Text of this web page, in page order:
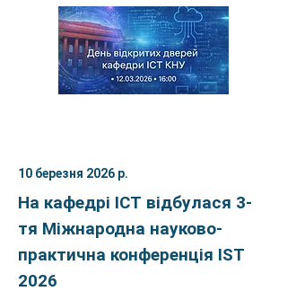
10 березня 2026 р.
На кафедрі ІСТ відбулася 3-
тя Міжнародна науково-
практична конференція IST
2026